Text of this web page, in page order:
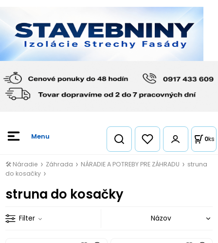
0ks
🛠️ Náradie Záhrada NÁRADIE A POTREBY PRE ZÁHRADU
struna
do kosačky
struna do kosačky
Filter